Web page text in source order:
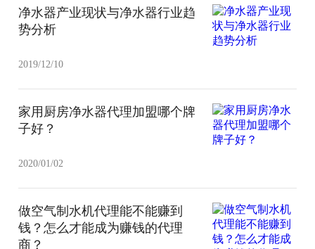
净水器产业现状与净水器行业趋
势分析
2019/12/10
家用厨房净水器代理加盟哪个牌
子好？
2020/01/02
做空气制水机代理能不能赚到
钱？怎么才能成为赚钱的代理
商？